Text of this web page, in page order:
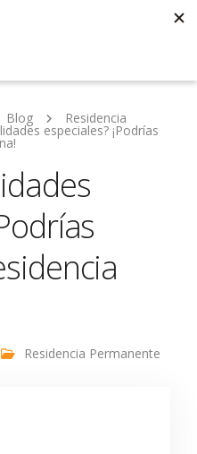
Blog Residencia
especiales? ¡Podrías
Residencia Permanente